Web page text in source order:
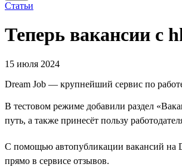
Статьи
Теперь вакансии с
15 июля 2024
Dream Job — крупнейший сервис по
В тестовом режиме добавили раздел
путь, а также принесёт пользу
С помощью автопубликации вакансий на
прямо в сервисе отзывов.